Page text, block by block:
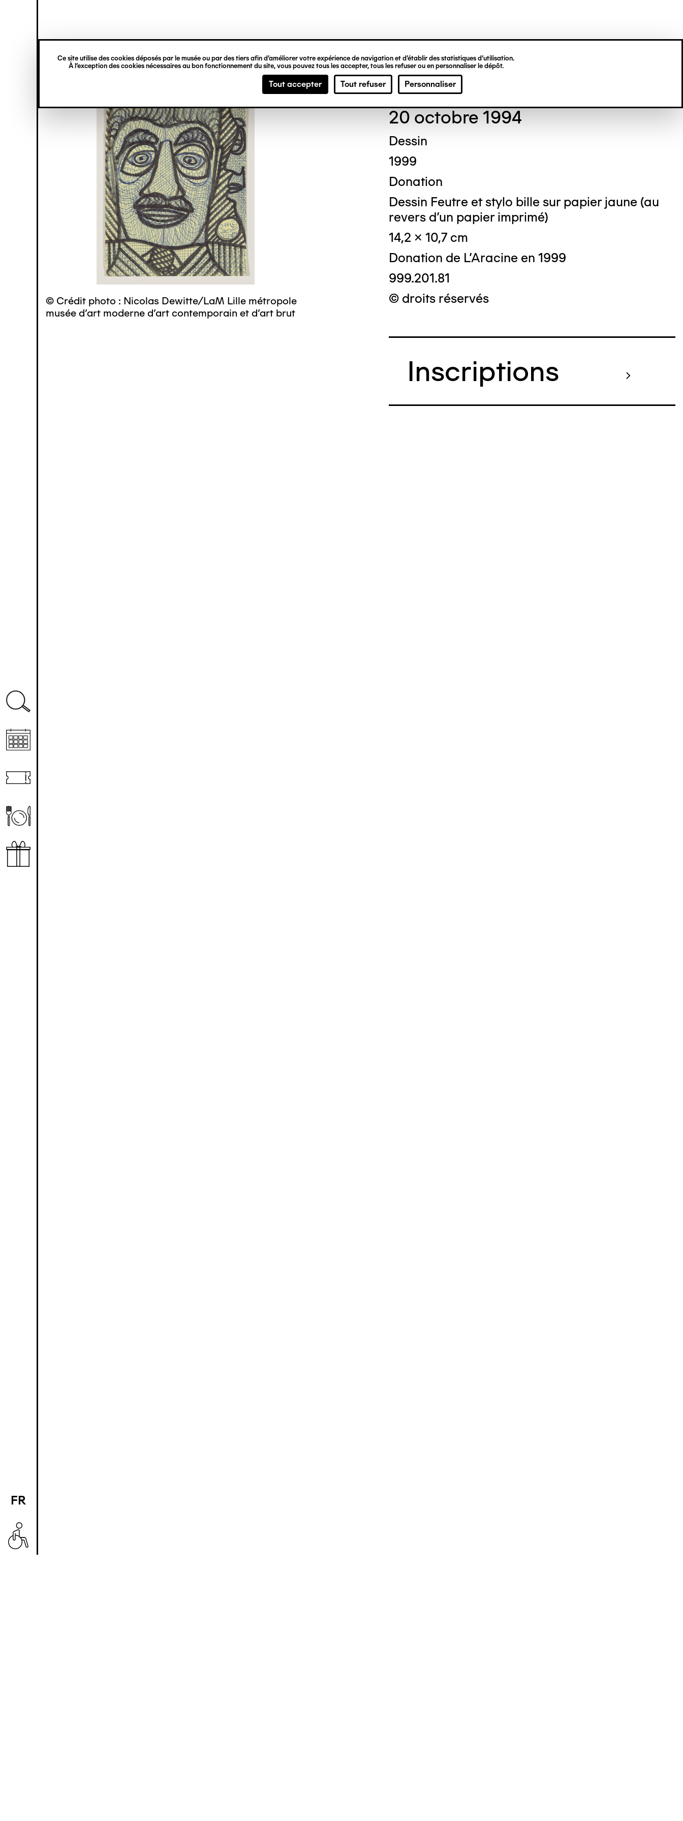
Ce site utilise des cookies déposés par le musée ou par des tiers afin d’améliorer votre expérience de navigation et d’établir des statistiques d’utilisation.
À l’exception des cookies nécessaires au bon fonctionnement du site, vous pouvez tous les accepter, tous les refuser ou en personnaliser le dépôt.
Tout accepter Tout refuser Personnaliser
principal
verticale
FR
EN
© Crédit photo : Nicolas Dewitte/LaM Lille métropole
musée d’art moderne d’art contemporain et d’art brut
Ted GORDON
20 octobre 1994
Dessin
1999
Donation
Dessin Feutre et stylo bille sur papier jaune (au
revers d'un papier imprimé)
14,2 x 10,7 cm
Donation de L'Aracine en 1999
999.201.81
© droits réservés
Inscriptions